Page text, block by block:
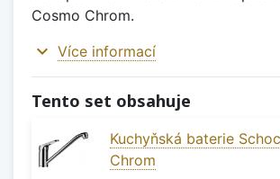
Cosmo Chrom.
expand_more Více informací
Tento set obsahuje
Kuchyňská baterie
Chrom